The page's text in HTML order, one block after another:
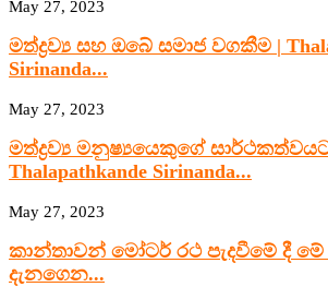
May 27, 2023
මත්ද්‍රව්‍ය සහ ඔබේ සමාජ වගකීම |
Sirinanda...
May 27, 2023
මත්ද්‍රව්‍ය මනුෂ්‍යයෙකුගේ
Thalapathkande Sirinanda...
May 27, 2023
කාන්තාවන් මෝටර් රථ පැදවීමේ දී මේ
දැනගෙන...